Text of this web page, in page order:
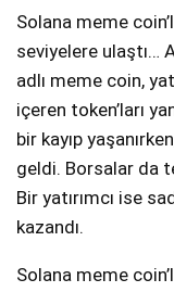
Solana meme
seviyelere ulaştı…
adlı meme coin,
içeren token’ları
bir kayıp
geldi. Borsalar da
Bir yatırımcı ise
kazandı.
Solana meme